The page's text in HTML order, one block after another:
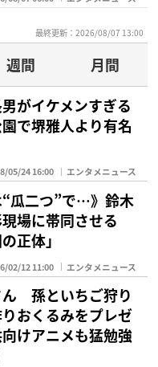
最終更新：2026/08/07 13:00
週間
月間
がイケメンすぎる
で堺雅人より有名
05/24 16:00 エンタメニュース
“瓜二つ”で…》鈴木
場に帯同させる
正体」
02/12 11:00 エンタメニュース
ん 孫といちご狩り
おくるみをプレゼ
けアニメも猛勉強